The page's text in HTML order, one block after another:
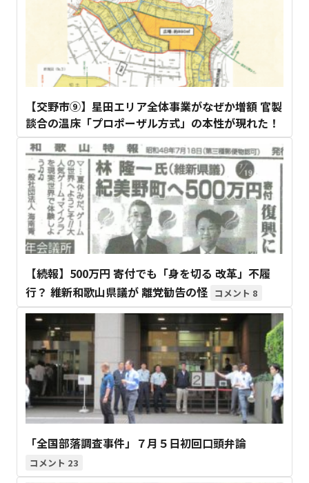
【交野市⑨】星田エリア全体事業がなぜか増額 官製
談合の温床「プロポーザル方式」の本性が現れた！
【続報】500万円 寄付でも「身を切る 改革」不履
行？ 維新和歌山県議が 離党勧告の怪
8
「全国部落調査事件」７月５日初回口頭弁論
23